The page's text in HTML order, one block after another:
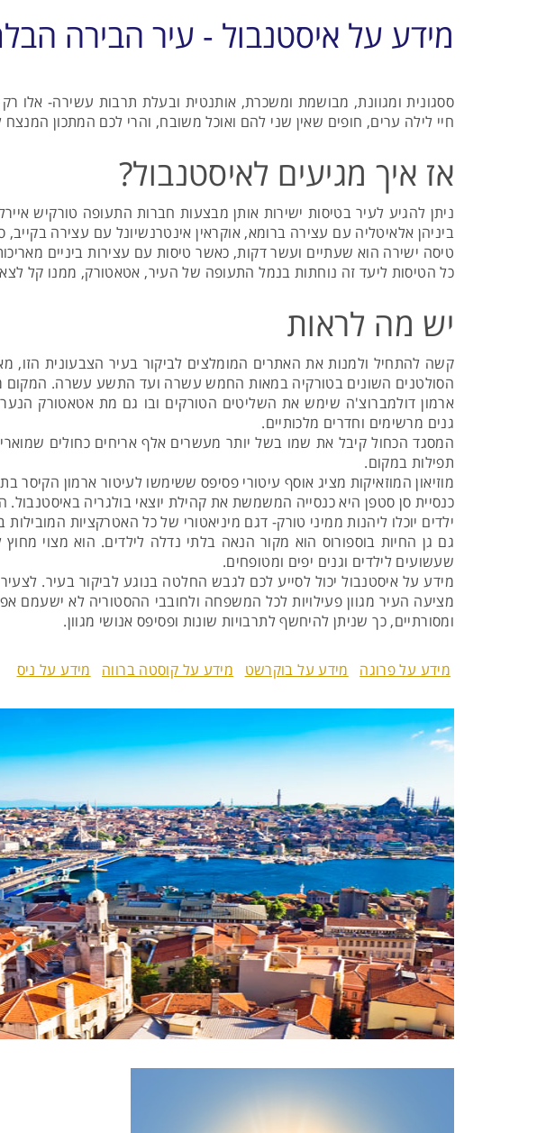
מידע על איסטנבול - עיר הבירה
ססגונית ומגוונת, מבושמת ומשכרת, אותנטית ובעלת תרבות עשירה- אלו
חיי לילה ערים, חופים שאין שני להם ואוכל משובח, והרי לכם המתכון
אז איך מגיעים לאיסטנבול?
ניתן להגיע לעיר בטיסות ישירות אותן מבצעות חברות התעופה טורקיש
ביניהן אלאיטליה עם עצירה ברומא, אוקראין אינטרנשיונל עם עצירה
טיסה ישירה הוא שעתיים ועשר דקות, כאשר טיסות עם עצירות ביניים
כל הטיסות ליעד זה נוחתות בנמל התעופה של העיר, אטאטורק, ממנו קל
יש מה לראות
קשה להתחיל ולמנות את האתרים המומלצים לביקור בעיר הצבעונית
הסולטנים השונים בטורקיה במאות החמש עשרה ועד התשע עשרה. המקום
גנים מרשימים וחדרים מלכותיים.
המסגד הכחול קיבל את שמו בשל יותר מעשרים אלף אריחים כחולים
תפילות במקום.
מוזיאון המוזאיקות מציג אוסף עיטורי פסיפס ששימשו לעיטור ארמון הקיסר
כנסיית סן סטפן היא כנסייה המשמשת את קהילת יוצאי בולגריה באיסטנבול.
ילדים יוכלו ליהנות ממיני טורק- דגם מיניאטורי של כל האטרקציות
גם גן החיות בוספורוס הוא מקור הנאה בלתי נדלה לילדים. הוא מצוי
שעשועים לילדים וגנים יפים ומטופחים.
מידע על איסטנבול יכול לסייע לכם לגבש החלטה בנוגע לביקור בעיר.
מציעה העיר מגוון פעילויות לכל המשפחה ולחובבי ההסטוריה לא ישעמם
ומסורתיים, כך שניתן להיחשף לתרבויות שונות ופסיפס אנושי מגוון.
מידע על פרוגה מידע על בוקרשט מידע על קוסטה ברווה מידע על ניס